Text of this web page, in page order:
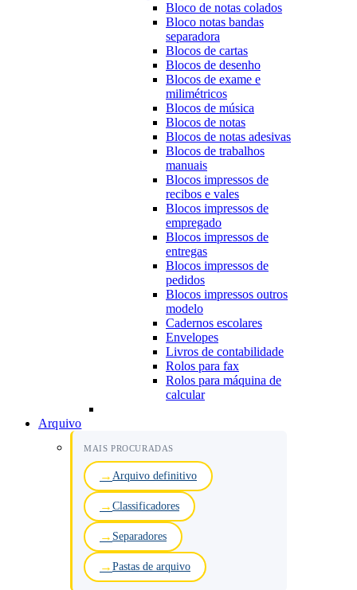
Bloco de notas colados
Bloco notas bandas
separadora
Blocos de cartas
Blocos de desenho
Blocos de exame e
milimétricos
Blocos de música
Blocos de notas
Blocos de notas adesivas
Blocos de trabalhos
manuais
Blocos impressos de
recibos e vales
Blocos impressos de
empregado
Blocos impressos de
entregas
Blocos impressos de
pedidos
Blocos impressos outros
modelo
Cadernos escolares
Envelopes
Livros de contabilidade
Rolos para fax
Rolos para máquina de
calcular
Arquivo
MAIS PROCURADAS
Arquivo definitivo
Classificadores
Separadores
Pastas de arquivo